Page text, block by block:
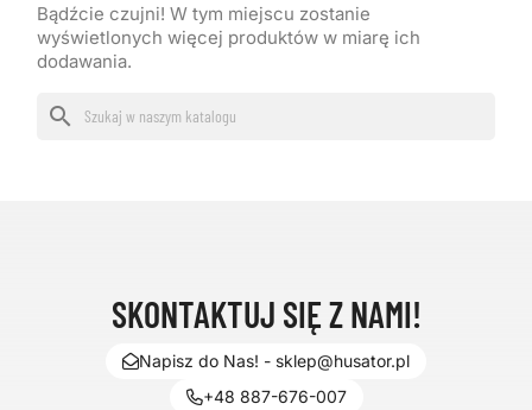
Bądźcie czujni! W tym miejscu zostanie
wyświetlonych więcej produktów w miarę ich
dodawania.
search
SKONTAKTUJ SIĘ Z NAMI!
Napisz do Nas! - sklep@husator.pl
+48 887-676-007